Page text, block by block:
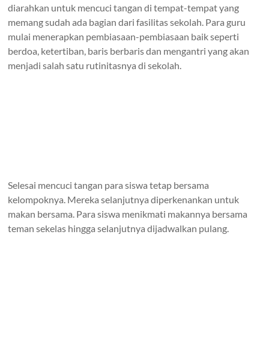
diarahkan untuk mencuci tangan di tempat-tempat yang
memang sudah ada bagian dari fasilitas sekolah. Para guru
mulai menerapkan pembiasaan-pembiasaan baik seperti
berdoa, ketertiban, baris berbaris dan mengantri yang akan
menjadi salah satu rutinitasnya di sekolah.
Selesai mencuci tangan para siswa tetap bersama
kelompoknya. Mereka selanjutnya diperkenankan untuk
makan bersama. Para siswa menikmati makannya bersama
teman sekelas hingga selanjutnya dijadwalkan pulang.